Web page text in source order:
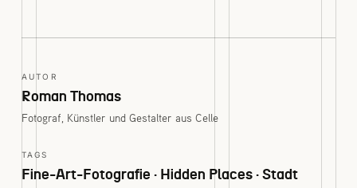
AUTOR
Roman Thomas
Fotograf, Künstler und Gestalter aus Celle
TAGS
Fine-Art-Fotografie · Hidden Places · Stadt